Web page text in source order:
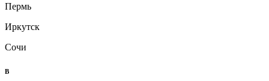
Пермь
Иркутск
Сочи
B